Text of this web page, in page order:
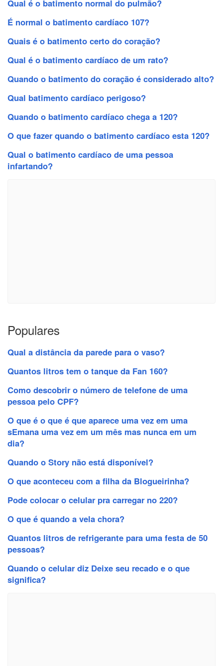
Qual é o batimento normal do pulmão?
É normal o batimento cardíaco 107?
Quais é o batimento certo do coração?
Qual é o batimento cardíaco de um rato?
Quando o batimento do coração é considerado alto?
Qual batimento cardíaco perigoso?
Quando o batimento cardíaco chega a 120?
O que fazer quando o batimento cardíaco esta 120?
Qual o batimento cardíaco de uma pessoa
infartando?
Populares
Qual a distância da parede para o vaso?
Quantos litros tem o tanque da Fan 160?
Como descobrir o número de telefone de uma
pessoa pelo CPF?
O que é o que é que aparece uma vez em uma
sEmana uma vez em um mês mas nunca em um
dia?
Quando o Story não está disponível?
O que aconteceu com a filha da Blogueirinha?
Pode colocar o celular pra carregar no 220?
O que é quando a vela chora?
Quantos litros de refrigerante para uma festa de 50
pessoas?
Quando o celular diz Deixe seu recado e o que
significa?